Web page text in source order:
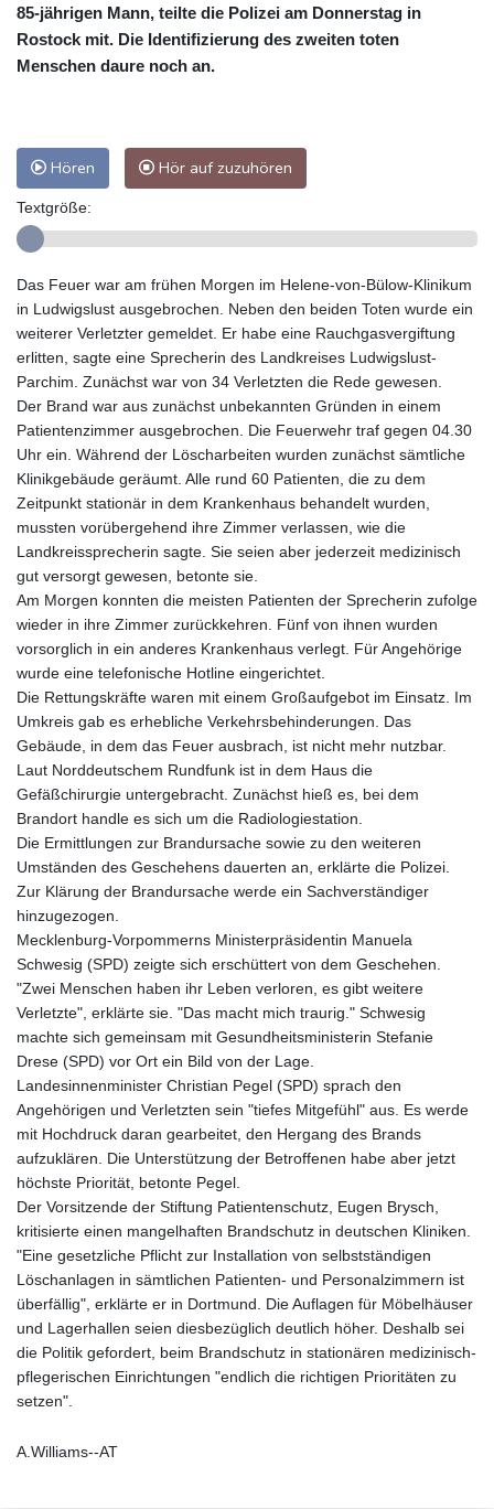
85-jährigen Mann, teilte die Polizei am Donnerstag in
Rostock mit. Die Identifizierung des zweiten toten
Menschen daure noch an.
Hören Hör auf zuzuhören
Textgröße:
Das Feuer war am frühen Morgen im Helene-von-Bülow-Klinikum
in Ludwigslust ausgebrochen. Neben den beiden Toten wurde ein
weiterer Verletzter gemeldet. Er habe eine Rauchgasvergiftung
erlitten, sagte eine Sprecherin des Landkreises Ludwigslust-
Parchim. Zunächst war von 34 Verletzten die Rede gewesen.
Der Brand war aus zunächst unbekannten Gründen in einem
Patientenzimmer ausgebrochen. Die Feuerwehr traf gegen 04.30
Uhr ein. Während der Löscharbeiten wurden zunächst sämtliche
Klinikgebäude geräumt. Alle rund 60 Patienten, die zu dem
Zeitpunkt stationär in dem Krankenhaus behandelt wurden,
mussten vorübergehend ihre Zimmer verlassen, wie die
Landkreissprecherin sagte. Sie seien aber jederzeit medizinisch
gut versorgt gewesen, betonte sie.
Am Morgen konnten die meisten Patienten der Sprecherin zufolge
wieder in ihre Zimmer zurückkehren. Fünf von ihnen wurden
vorsorglich in ein anderes Krankenhaus verlegt. Für Angehörige
wurde eine telefonische Hotline eingerichtet.
Die Rettungskräfte waren mit einem Großaufgebot im Einsatz. Im
Umkreis gab es erhebliche Verkehrsbehinderungen. Das
Gebäude, in dem das Feuer ausbrach, ist nicht mehr nutzbar.
Laut Norddeutschem Rundfunk ist in dem Haus die
Gefäßchirurgie untergebracht. Zunächst hieß es, bei dem
Brandort handle es sich um die Radiologiestation.
Die Ermittlungen zur Brandursache sowie zu den weiteren
Umständen des Geschehens dauerten an, erklärte die Polizei.
Zur Klärung der Brandursache werde ein Sachverständiger
hinzugezogen.
Mecklenburg-Vorpommerns Ministerpräsidentin Manuela
Schwesig (SPD) zeigte sich erschüttert von dem Geschehen.
"Zwei Menschen haben ihr Leben verloren, es gibt weitere
Verletzte", erklärte sie. "Das macht mich traurig." Schwesig
machte sich gemeinsam mit Gesundheitsministerin Stefanie
Drese (SPD) vor Ort ein Bild von der Lage.
Landesinnenminister Christian Pegel (SPD) sprach den
Angehörigen und Verletzten sein "tiefes Mitgefühl" aus. Es werde
mit Hochdruck daran gearbeitet, den Hergang des Brands
aufzuklären. Die Unterstützung der Betroffenen habe aber jetzt
höchste Priorität, betonte Pegel.
Der Vorsitzende der Stiftung Patientenschutz, Eugen Brysch,
kritisierte einen mangelhaften Brandschutz in deutschen Kliniken.
"Eine gesetzliche Pflicht zur Installation von selbstständigen
Löschanlagen in sämtlichen Patienten- und Personalzimmern ist
überfällig", erklärte er in Dortmund. Die Auflagen für Möbelhäuser
und Lagerhallen seien diesbezüglich deutlich höher. Deshalb sei
die Politik gefordert, beim Brandschutz in stationären medizinisch-
pflegerischen Einrichtungen "endlich die richtigen Prioritäten zu
setzen".
A.Williams--AT